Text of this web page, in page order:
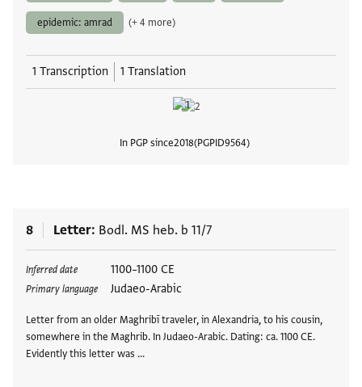
epidemic: amrad (+ 4 more)
1 Transcription 1 Translation
In PGP since2018 PGPID9564
8 Letter Bodl. MS heb. b 11/7
Inferred date 1100–1100 CE
Primary language Judaeo-Arabic
Letter from an older Maghribī traveler, in Alexandria, to his cousin,
somewhere in the Maghrib. In Judaeo-Arabic. Dating: ca. 1100 CE.
Evidently this letter was …
Tags